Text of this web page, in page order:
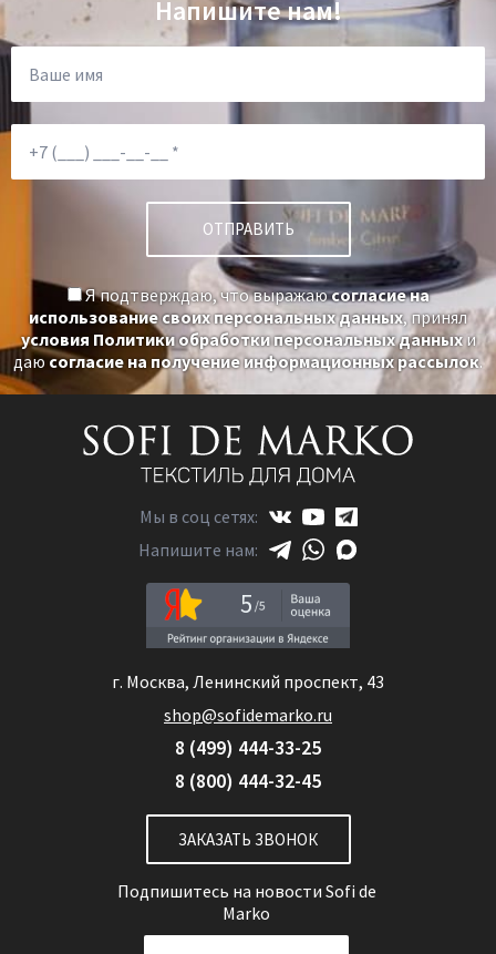
Напишите нам!
Я подтверждаю, что выражаюсогласие на
использование своих персональных данных, принял
условия Политики обработки персональных данныхи
даюсогласие на получение информационных рассылок.
Мы в соц сетях:
Напишите нам:
5
г. Москва, Ленинский проспект, 43
shop@sofidemarko.ru
8 (499) 444-33-25
8 (800) 444-32-45
ЗАКАЗАТЬ ЗВОНОК
Подпишитесь на новости Sofi de
Marko